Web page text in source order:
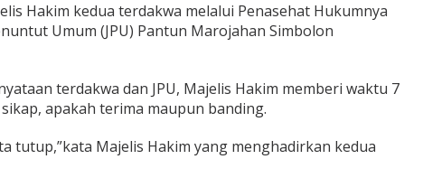
Hakim kedua terdakwa melalui Penasehat Hukumnya
Umum (JPU) Pantun Marojahan Simbolon
terdakwa dan JPU, Majelis Hakim memberi waktu 7
apakah terima maupun banding.
tutup,”kata Majelis Hakim yang menghadirkan kedua